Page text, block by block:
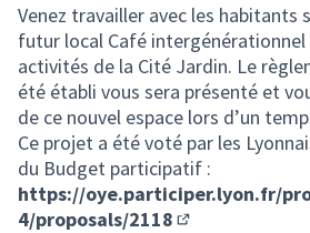
(Lien externe)
Venez travailler avec les habitants
futur local Café
activités de la Cité Jardin. Le
été établi vous sera présenté et
de ce nouvel espace lors d’un
Ce projet a été voté par les
du Budget participatif :
https://oye.participer.lyon.fr/
4/proposals/2118